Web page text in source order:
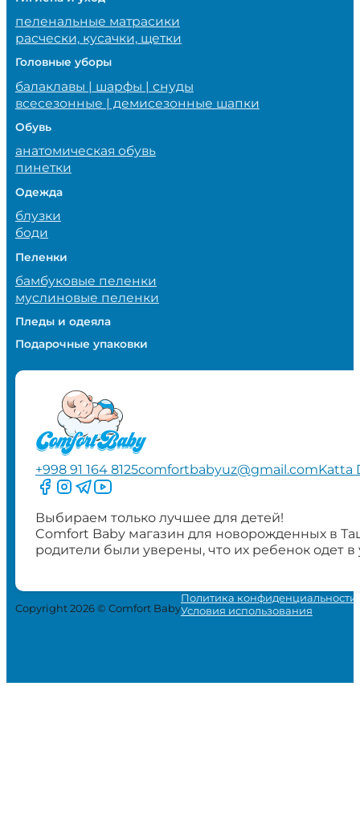
пеленальные матрасики
расчески, кусачки, щетки
Головные уборы
балаклавы | шарфы | снуды
всесезонные | демисезонные шапки
Обувь
анатомическая обувь
пинетки
Одежда
блузки
боди
Пеленки
бамбуковые пеленки
муслиновые пеленки
Пледы и одеяла
Подарочные упаковки
+998 91 164 8125comfortbabyuz@gmail.comKatta
Следите за нами на Facebook
Следите за нами в Instagram
Следите за нами в Telegram
Следите за нами в YouTube
Выбираем только лучшее для детей!
Comfort Baby магазин для новорожденных в
родители были уверены, что их ребенок одет
Copyright 2026 © Comfort Baby
Политика конфиденциальности
Условия использования